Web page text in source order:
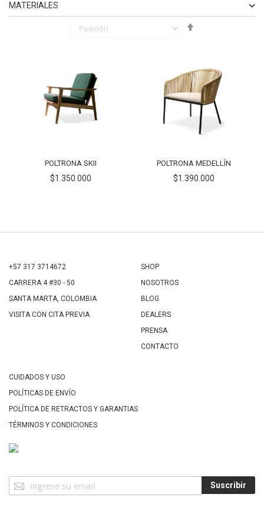
MATERIALES
ELEMENTO
POLTRONA SKII
$1.350.000
POLTRONA MEDELLÍN
$1.390.000
+57 317 3714672
CARRERA 4 #30 - 50
SANTA MARTA, COLOMBIA
VISITA CON CITA PREVIA.
SHOP
NOSOTROS
BLOG
DEALERS
PRENSA
CONTACTO
CUIDADOS Y USO
POLÍTICAS DE ENVÍO
POLÍTICA DE RETRACTOS Y GARANTIAS
TÉRMINOS Y CONDICIONES
Suscríbase
a
Suscribir